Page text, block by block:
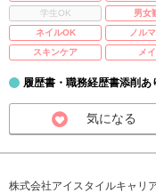
学生OK
男女
ネイルOK
ノル
スキンケア
メ
履歴書・職務経歴書添削あ
気になる
株式会社アイスタイルキャリ